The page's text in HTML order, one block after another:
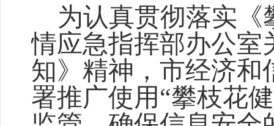
为认真贯彻落实
情应急指挥部办公室
知》精神，市经济和
署推广使用“攀枝花